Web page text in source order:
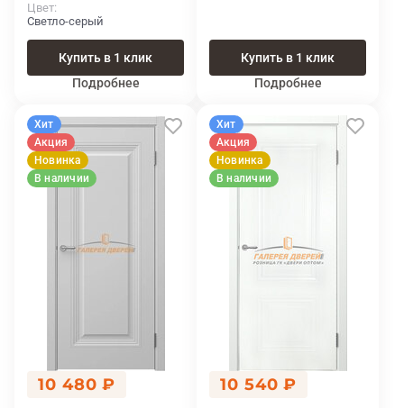
Цвет
Светло-серый
Купить в 1 клик
Подробнее
Купить в 1 клик
Подробнее
Хит
Акция
Новинка
В наличии
10 480 ₽
Хит
Акция
Новинка
В наличии
10 540 ₽